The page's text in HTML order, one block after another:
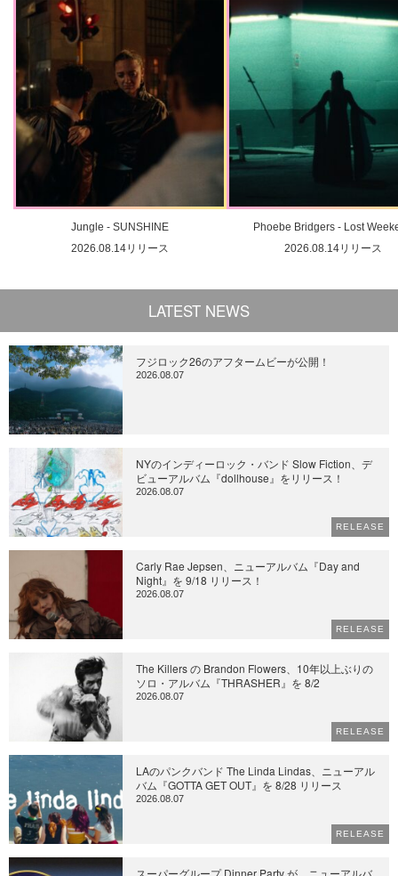
Jungle - SUNSHINE
2026.08.14リリース
Phoebe Bridgers - Lost
2026.08.14リリース
LATEST NEWS
フジロック26のアフタームビーが公開！
2026.08.07
NYのインディーロック・バンド Slow Fiction、デ
ビューアルバム『dollhouse』をリリース！
2026.08.07
RELEASE
Carly Rae Jepsen、ニューアルバム『Day and
Night』を 9/18 リリース！
2026.08.07
RELEASE
The Killers の Brandon Flowers、10年以上ぶりの
ソロ・アルバム『THRASHER』を 8/2
2026.08.07
RELEASE
LAのパンクバンド The Linda Lindas、ニューアル
バム『GOTTA GET OUT』を 8/28 リリース
2026.08.07
RELEASE
スーパーグループ Dinner Party が、ニューアルバ